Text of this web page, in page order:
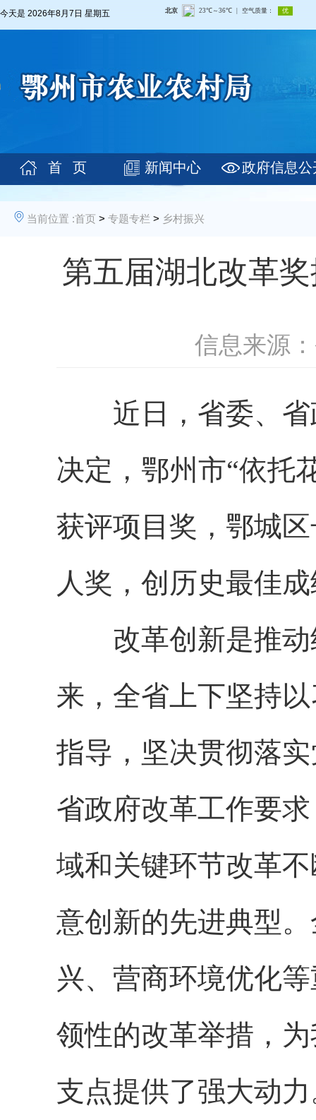
今天是 2026年8月7日 星期五
首 页 新闻中心 政府信息公
当前位置 :首页 > 专题专栏 > 乡村振兴
第五届湖北改革
信息来源
近日，省委、省
决定，鄂州市“依托
获评项目奖，鄂城
人奖，创历史最佳
改革创新是推动
来，全省上下坚持
指导，坚决贯彻落
省政府改革工作要
域和关键环节改革
意创新的先进典型
兴、营商环境优化
领性的改革举措，
支点提供了强大动